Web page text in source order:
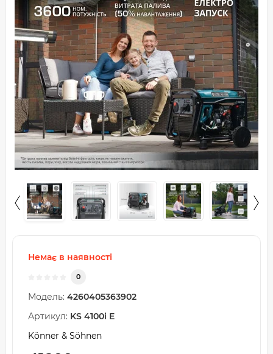
Немає в наявності
0
Модель: 4260405363902
Артикул: KS 4100i E
Könner & Söhnen